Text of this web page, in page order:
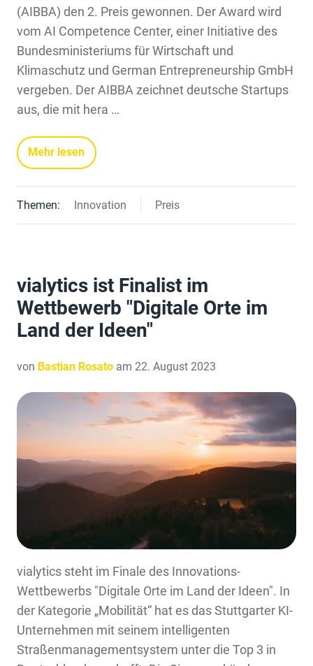
(AIBBA) den 2. Preis gewonnen. Der Award wird
vom AI Competence Center, einer Initiative des
Bundesministeriums für Wirtschaft und
Klimaschutz und German Entrepreneurship GmbH
vergeben. Der AIBBA zeichnet deutsche Startups
aus, die mit hera …
Mehr lesen
Themen: Innovation Preis
vialytics ist Finalist im
Wettbewerb "Digitale Orte im
Land der Ideen"
von Bastian Rosato am 22. August 2023
vialytics steht im Finale des Innovations-
Wettbewerbs "Digitale Orte im Land der Ideen". In
der Kategorie „Mobilität“ hat es das Stuttgarter KI-
Unternehmen mit seinem intelligenten
Straßenmanagementsystem unter die Top 3 in